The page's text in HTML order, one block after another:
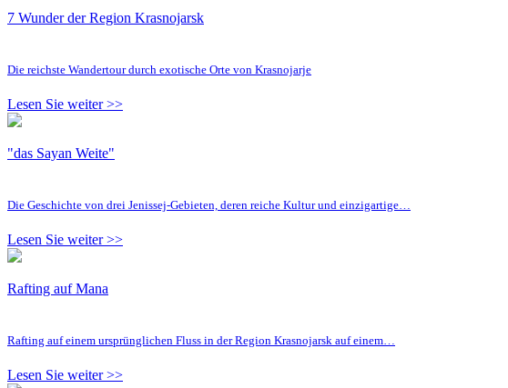
7 Wunder der Region Krasnojarsk
Die reichste Wandertour durch exotische Orte von Krasnojarje
Lesen Sie weiter >>
"das Sayan Weite"
Die Geschichte von drei Jenissej-Gebieten, deren reiche Kultur und einzigartige…
Lesen Sie weiter >>
Rafting auf Mana
Rafting auf einem ursprünglichen Fluss in der Region Krasnojarsk auf einem…
Lesen Sie weiter >>